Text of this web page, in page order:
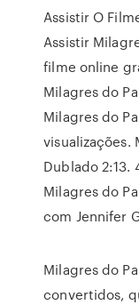
Assistir O
Assistir
filme online
Milagres do
Milagres do
visualizações.
Dublado 2:13.
Milagres do
com Jennifer
Milagres do
convertidos,